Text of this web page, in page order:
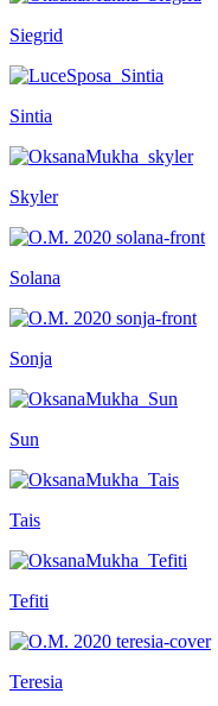
Siegrid
Sintia
Skyler
Solana
Sonja
Sun
Tais
Tefiti
Teresia